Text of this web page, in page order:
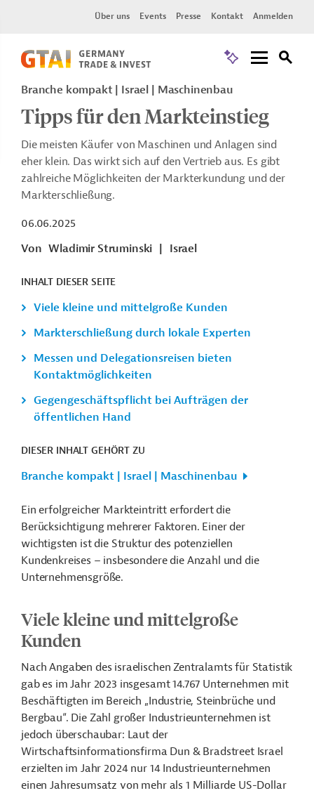
Über uns Events Presse Kontakt Anmelden
Branche kompakt | Israel | Maschinenbau
Tipps für den Markteinstieg
Die meisten Käufer von Maschinen und Anlagen sind
eher klein. Das wirkt sich auf den Vertrieb aus. Es gibt
zahlreiche Möglichkeiten der Markterkundung und der
Markterschließung.
06.06.2025
Von Wladimir Struminski Israel
INHALT DIESER SEITE
Viele kleine und mittelgroße Kunden
Markterschließung durch lokale Experten
Messen und Delegationsreisen bieten
Kontaktmöglichkeiten
Gegengeschäftspflicht bei Aufträgen der
öffentlichen Hand
DIESER INHALT GEHÖRT ZU
Branche kompakt | Israel | Maschinenbau
Ein erfolgreicher Markteintritt erfordert die
Berücksichtigung mehrerer Faktoren. Einer der
wichtigsten ist die Struktur des potenziellen
Kundenkreises – insbesondere die Anzahl und die
Unternehmensgröße.
Viele kleine und mittelgroße
Kunden
Nach Angaben des israelischen Zentralamts für Statistik
gab es im Jahr 2023 insgesamt 14.767 Unternehmen mit
Beschäftigten im Bereich „Industrie, Steinbrüche und
Bergbau“. Die Zahl großer Industrieunternehmen ist
jedoch überschaubar: Laut der
Wirtschaftsinformationsfirma Dun & Bradstreet Israel
erzielten im Jahr 2024 nur 14 Industrieunternehmen
einen Jahresumsatz von mehr als 1 Milliarde US-Dollar